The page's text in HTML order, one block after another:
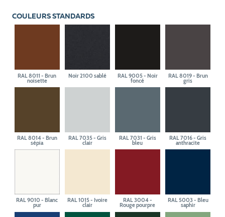
COULEURS STANDARDS
RAL 8011 - Brun
noisette
Noir 2100 sablé RAL 9005 - Noir
foncé
RAL 8019 - Brun
gris
RAL 8014 - Brun
sépia
RAL 7035 - Gris
clair
RAL 7031 - Gris
bleu
RAL 7016 - Gris
anthracite
RAL 9010 - Blanc
pur
RAL 1015 - Ivoire
clair
RAL 3004 -
Rouge pourpre
RAL 5003 - Bleu
saphir